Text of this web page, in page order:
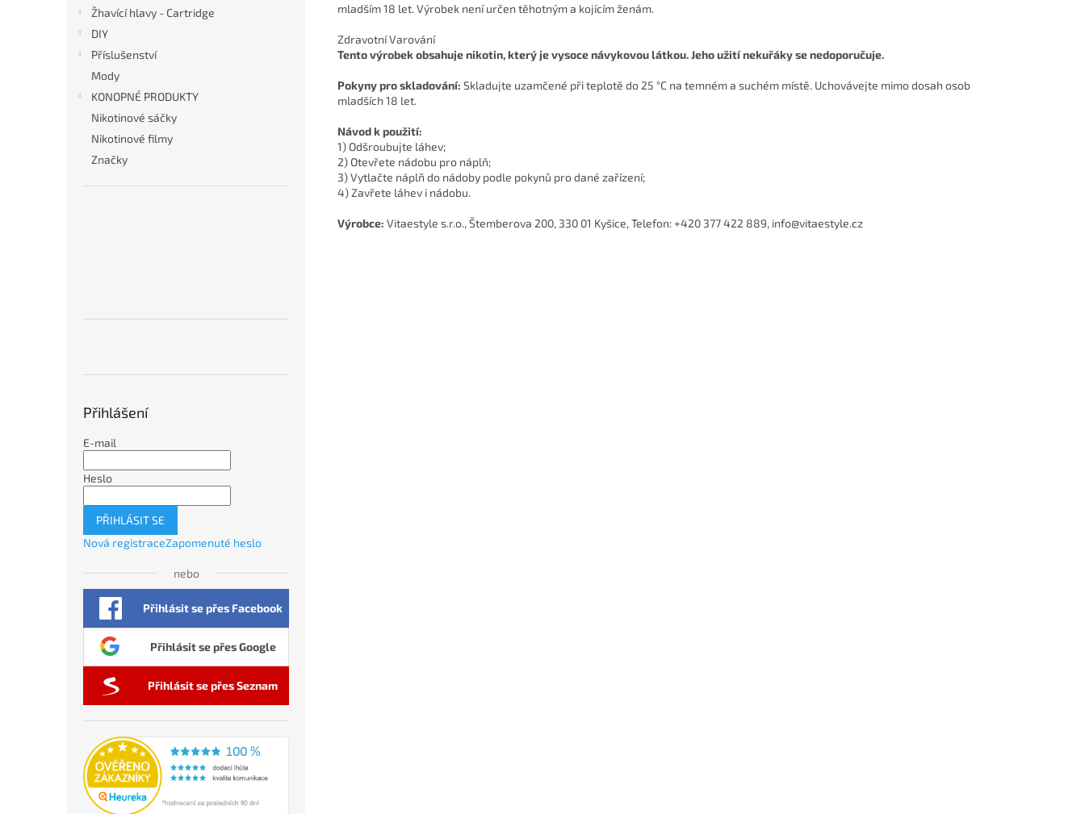
Žhavící hlavy - Cartridge
DIY
Příslušenství
Mody
KONOPNÉ PRODUKTY
Nikotinové sáčky
Nikotinové filmy
Značky
Přihlášení
E-mail
Heslo
PŘIHLÁSIT SE
Nová registraceZapomenuté heslo
nebo
Přihlásit se přes Facebook
Přihlásit se přes Google
Přihlásit se přes Seznam
mladším 18 let. Výrobek není určen těhotným a kojícím ženám.
Zdravotní Varování
Tento výrobek obsahuje nikotin, který je vysoce návykovou látkou. Jeho užití nekuřáky se nedoporučuje.
Pokyny pro skladování: Skladujte uzamčené při teplotě do 25 °C na temném a suchém místě. Uchovávejte mimo dosah osob
mladších 18 let.
Návod k použití:
1) Odšroubujte láhev;
2) Otevřete nádobu pro náplň;
3) Vytlačte náplň do nádoby podle pokynů pro dané zařízení;
4) Zavřete láhev i nádobu.
Výrobce: Vitaestyle s.r.o., Štemberova 200, 330 01 Kyšice, Telefon: +420 377 422 889, info@vitaestyle.cz